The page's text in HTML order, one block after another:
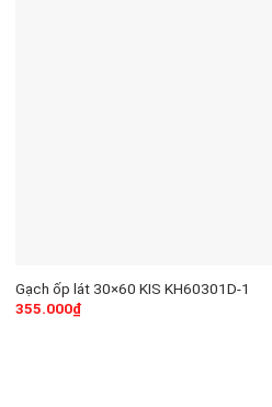
Gạch ốp lát 30×60 KIS KH60301D-1
355.000₫